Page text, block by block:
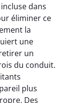
dans
éliminer ce
la
une
un
du conduit.
plus
Des